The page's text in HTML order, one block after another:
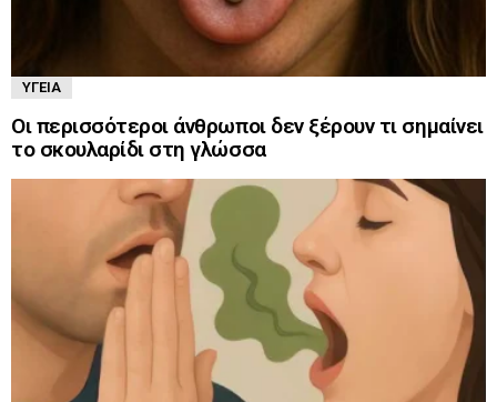
ΥΓΕΊΑ
Οι περισσότεροι άνθρωποι δεν ξέρουν τι σημαίνει
το σκουλαρίδι στη γλώσσα